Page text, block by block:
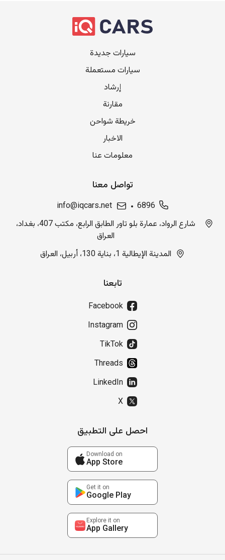
سيارات جديدة
سيارات مستعملة
إرشاد
مقارنة
خريطة شواحن
الاخبار
معلومات عنا
تواصل معنا
6896
info@iqcars.net
شارع الرواد، عمارة بلو تاور الطابق الرابع، مكتب 407، بغداد،
العراق
المدينة الإيطالية 1، بناية 130، أربيل، العراق
تابعنا
Facebook
Instagram
TikTok
Threads
LinkedIn
X
احصل على التطبيق
Download on
App Store
Get it on
Google Play
Explore it on
App Gallery